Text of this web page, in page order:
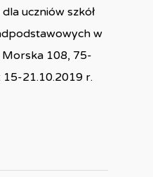
uczniów szkół
w
Morska 108, 75-
15-21.10.2019 r.